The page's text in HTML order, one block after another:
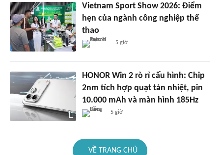
Vietnam Sport Show 2026: Điểm
hẹn của ngành công nghiệp thể
thao
5 giờ
HONOR Win 2 rò rỉ cấu hình: Chip
2nm tích hợp quạt tản nhiệt, pin
10.000 mAh và màn hình 185Hz
5 giờ
VỀ TRANG CHỦ